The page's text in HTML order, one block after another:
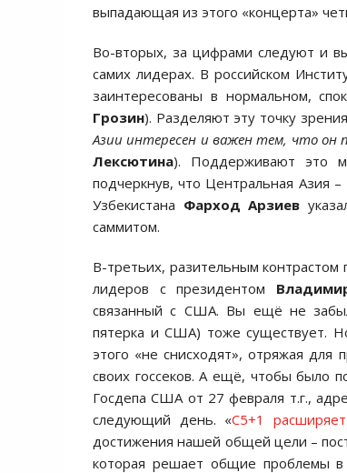
выпадающая из этого «концерта»
Во-вторых, за цифрами следуют и
самих лидерах. В российском
заинтересованы в нормальном,
Грозин). Разделяют эту точку
Азии интересен и важен тем, что он
Лексютина). Поддерживают это
подчеркнув, что Центральная Азия
Узбекистана Фарход Арзиев
саммитом.
В-третьих, разительным контрастом
лидеров с президентом
связанный с США. Вы ещё не
пятерка и США) тоже существует.
этого «не снисходят», отряжая для
своих госсеков. А ещё, чтобы было
Госдепа США от 27 февраля т.г.,
следующий день. «С5+1
достижения нашей общей цели –
которая решает общие проблемы